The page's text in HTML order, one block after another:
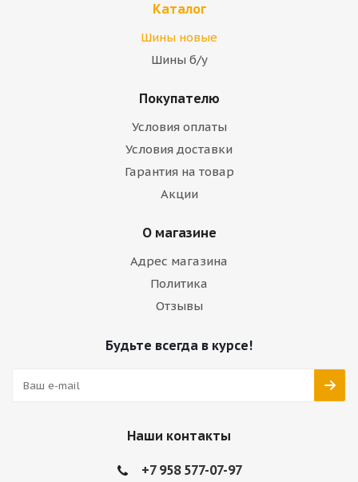
Каталог
Шины новые
Шины б/у
Покупателю
Условия оплаты
Условия доставки
Гарантия на товар
Акции
О магазине
Адрес магазина
Политика
Отзывы
Будьте всегда в курсе!
Наши контакты
+7 958 577-07-97